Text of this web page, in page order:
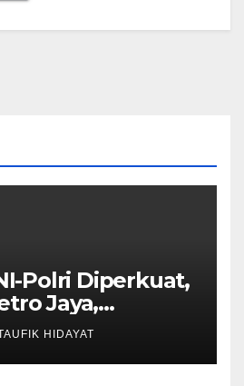
Polri Diperkuat,
Jaya,
dan
Jalin
HIDAYAT